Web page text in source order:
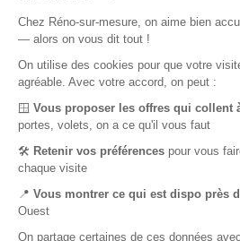
53 avenue de Paris
France
05 37 04 11 52
Horaires d’ouverture
Du lundi au vendredi